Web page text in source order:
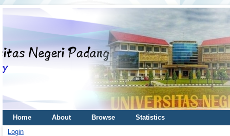
Home About Browse
Statistics
Login